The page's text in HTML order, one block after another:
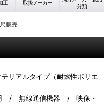
工 取扱メーカー
分類
販売
アルタイプ（耐燃性ポリエ
用 / 無線通信機器 / 映像・